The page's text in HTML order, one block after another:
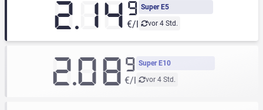
Super E5
vor 4 Std.
2.14 9
€/l
Super E10
vor 4 Std.
2.089
€/l